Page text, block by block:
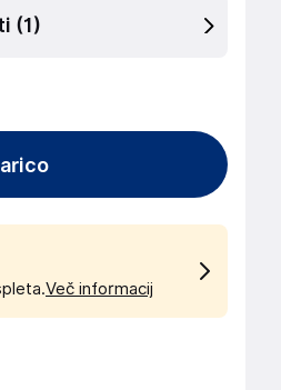
(1)
Več informacij